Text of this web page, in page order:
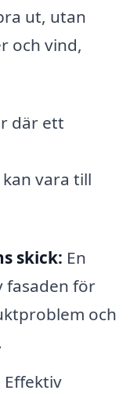
ut, utan
och vind,
där ett
vara till
skick: En
fasaden för
och
Effektiv